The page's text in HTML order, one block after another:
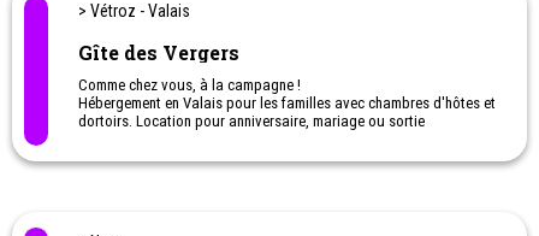
> Vétroz - Valais
Gîte des Vergers
Comme chez vous, à la campagne !
Hébergement en Valais pour les familles avec chambres d'hôtes et
dortoirs. Location pour anniversaire, mariage ou sortie